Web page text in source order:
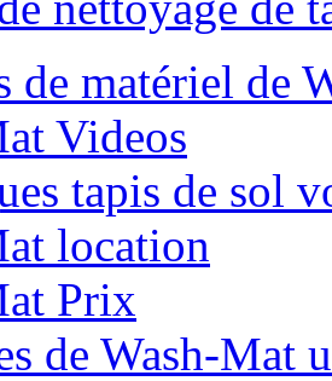
de matériel de
Videos
tapis de sol
location
Prix
de Wash-Mat